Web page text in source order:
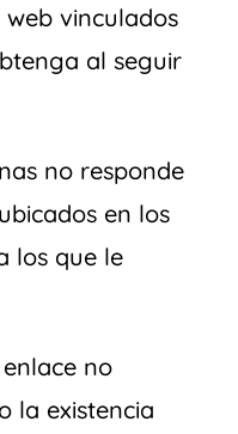
vinculados
al seguir
no responde
en los
los que le
no
la existencia